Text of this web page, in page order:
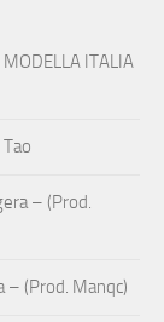
MODELLA ITALIA
– (Prod.
– (Prod. Manqc)